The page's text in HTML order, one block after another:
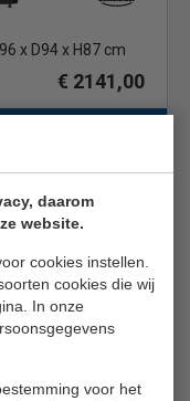
daarom
website.
cookies instellen.
cookies die wij
In onze
voor het
x D94 x H87 cm
€ 2141,00
x H84 cm